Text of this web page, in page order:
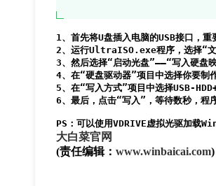
1、首先将U盘插入电脑的USB接口，
2、运行UltraISO.exe程序，选择“
3、然后选择“启动光盘”——“写入硬盘
4、在“硬盘驱动器”项目中选择你要制
5、在“写入方式”项目中选择USB-
6、最后，点击“写入”，等待数秒，程
PS：可以使用VDRIVE虚拟光驱加载
大白菜官网
(责任编辑：www.winbaicai.com)